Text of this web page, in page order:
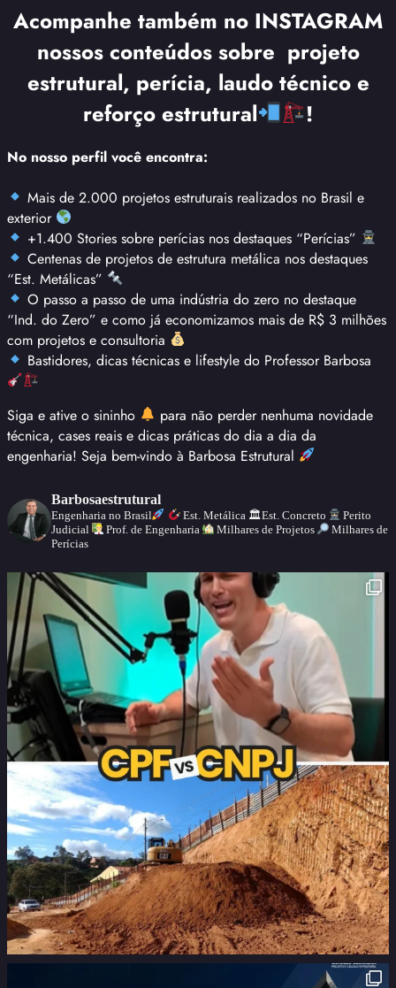
Acompanhe também no INSTAGRAM
nossos conteúdos sobre projeto
estrutural, perícia, laudo técnico e
reforço estrutural
!
No nosso perfil você encontra:
Mais de 2.000 projetos estruturais realizados no Brasil e
exterior
+1.400 Stories sobre perícias nos destaques “Perícias”
Centenas de projetos de estrutura metálica nos destaques
“Est. Metálicas”
O passo a passo de uma indústria do zero no destaque
“Ind. do Zero” e como já economizamos mais de R$ 3 milhões
com projetos e consultoria
Bastidores, dicas técnicas e lifestyle do Professor Barbosa
Siga e ative o sininho
para não perder nenhuma novidade
técnica, cases reais e dicas práticas do dia a dia da
engenharia! Seja bem-vindo à Barbosa Estrutural
Barbosaestrutural
Engenharia no Brasil Est. Metálica 🏛Est. Concreto
Perito
Judicial
Prof. de Engenharia Milhares de Projetos
Milhares de
Perícias